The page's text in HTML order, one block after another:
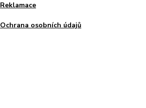
Reklamace
Ochrana osobních údajů